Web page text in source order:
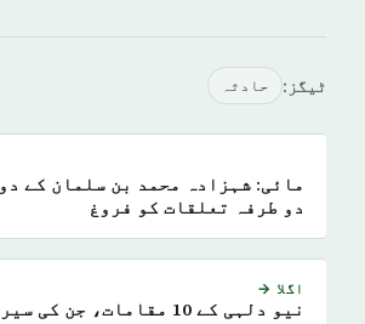
ٹیگز: حادثہ
مائی: شہزادہ محمد بن سلمان کے
دو طرفہ تعلقات کو فروغ
اگلا →
نیو دلہی کے 10 مقامات، جن کی سیر نہ بھولیں